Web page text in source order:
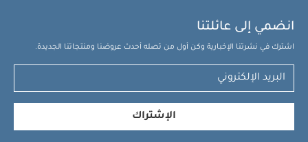
انضمي إلى عائلتنا
اشترك في نشرتنا الإخبارية وكن أول من تصله أحدث عروضنا ومنتجاتنا الجديدة.
الإشتراك